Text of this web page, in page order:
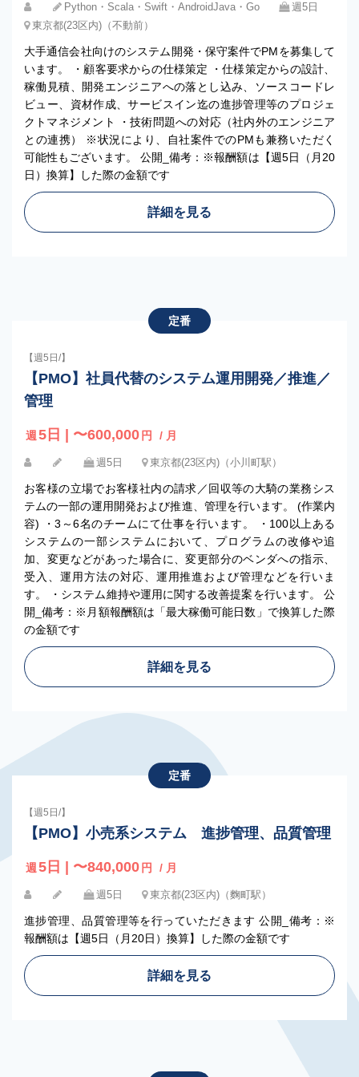
Python・Scala・Swift・AndroidJava・Go
週5日
東京都(23区内)（不動前）
大手通信会社向けのシステム開発・保守案件でPMを募集して
います。 ・顧客要求からの仕様策定 ・仕様策定からの設計、
稼働見積、開発エンジニアへの落とし込み、ソースコードレ
ビュー、資材作成、サービスイン迄の進捗管理等のプロジェ
クトマネジメント ・技術問題への対応（社内外のエンジニア
との連携） ※状況により、自社案件でのPMも兼務いただく
可能性もございます。 公開_備考：※報酬額は【週5日（月20
日）換算】した際の金額です
詳細を見る
定番
【週5日/】
【PMO】社員代替のシステム運用開発／推進／
管理
週 5日 | 〜600,000 円 / 月
週5日 東京都(23区内)（小川町駅）
お客様の立場でお客様社内の請求／回収等の大騎の業務シス
テムの一部の運用開発および推進、管理を行います。 (作業内
容) ・3～6名のチームにて仕事を行います。 ・100以上ある
システムの一部システムにおいて、プログラムの改修や追
加、変更などがあった場合に、変更部分のベンダへの指示、
受入、運用方法の対応、運用推進および管理などを行いま
す。 ・システム維持や運用に関する改善提案を行います。 公
開_備考：※月額報酬額は「最大稼働可能日数」で換算した際
の金額です
詳細を見る
定番
【週5日/】
【PMO】小売系システム 進捗管理、品質管理
週 5日 | 〜840,000 円 / 月
週5日 東京都(23区内)（麴町駅）
進捗管理、品質管理等を行っていただきます 公開_備考：※
報酬額は【週5日（月20日）換算】した際の金額です
詳細を見る